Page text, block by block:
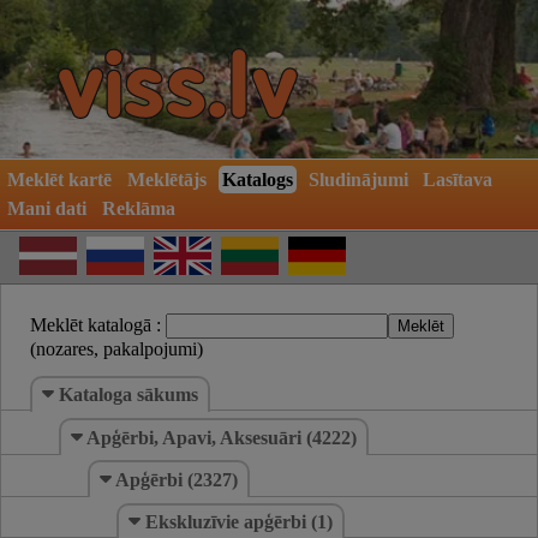
Meklēt kartē Meklētājs Katalogs Sludinājumi
Lasītava
Mani dati
Reklāma
Meklēt katalogā :
(nozares, pakalpojumi)
Kataloga sākums
Apģērbi, Apavi, Aksesuāri (4222)
Apģērbi (2327)
Ekskluzīvie apģērbi (1)